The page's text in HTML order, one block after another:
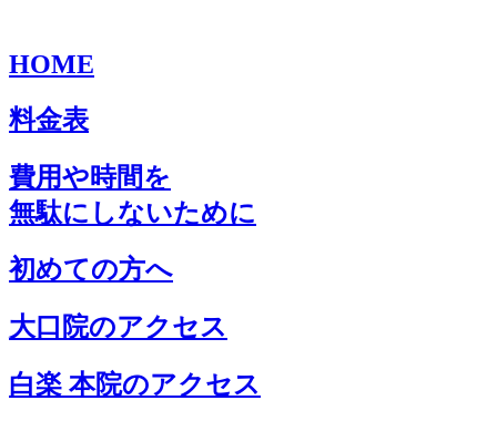
HOME
料金表
費用や時間を
無駄にしないために
初めての方へ
大口院のアクセス
白楽 本院のアクセス